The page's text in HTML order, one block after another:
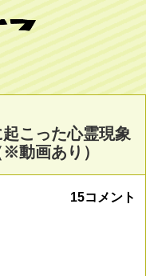
起こった心霊現象
動画あり）
15コメント